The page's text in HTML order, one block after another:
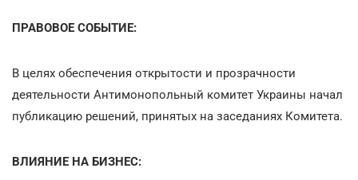
ПРАВОВОЕ СОБЫТИЕ:
В целях обеспечения открытости и прозрачности
деятельности Антимонопольный комитет Украины начал
публикацию решений, принятых на заседаниях Комитета.
ВЛИЯНИЕ НА БИЗНЕС: